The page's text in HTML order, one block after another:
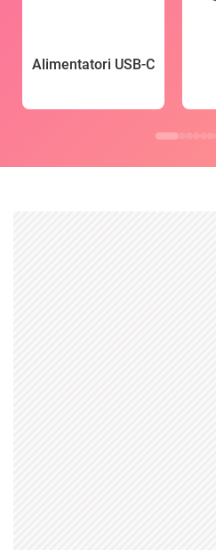
Alimentatori USB-C